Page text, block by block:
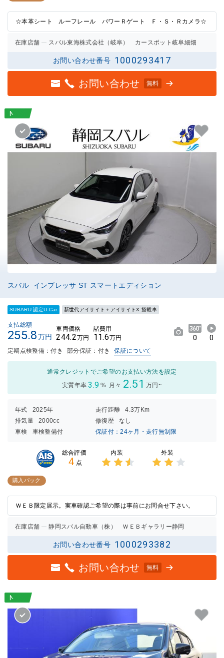
☆本革シート ルーフレール パワーＲゲート Ｆ・Ｓ・Ｒカメラ☆
在庫店舗 スバル東海株式会社（岐阜） カースポット岐阜細畑
お問い合わせ番号 1000293417
お問い合わせ 無料
スバル インプレッサ ST スマートエディション
SUBARU 認定U-Car 新世代アイサイト＋アイサイトX 搭載車
支払総額
255.8万円
車両価格
244.2万円
諸費用
11.6万円 0 0
定期点検整備：付き 部分保証：付き 保証について
通常クレジットでご希望のお支払い方法を設定
実質年率 3.9 % 月々 2.51 万円~
年式 2025年 走行距離
4.3万Km
排気量
2000cc 修復歴
なし
車検
車検整備付 保証付：24ヶ月・走行無制限
総合評価
4 点
内装 外装
購入パック
ＷＥＢ限定展示。実車確認ご希望の際は事前にお問合せ下さい。
在庫店舗 静岡スバル自動車（株） ＷＥＢギャラリー静岡
お問い合わせ番号 1000293382
お問い合わせ 無料